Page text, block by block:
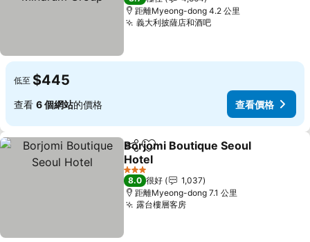
距離Myeong-dong 4.2 公里
義大利披薩店和酒吧
低至 $445
查看 6 個網站的價格 查看價格
分享 放到收藏夾
Borjomi Boutique Seoul
Hotel
3 星級
8.0 很好
1,037
距離Myeong-dong 7.1 公里
露台樓層客房